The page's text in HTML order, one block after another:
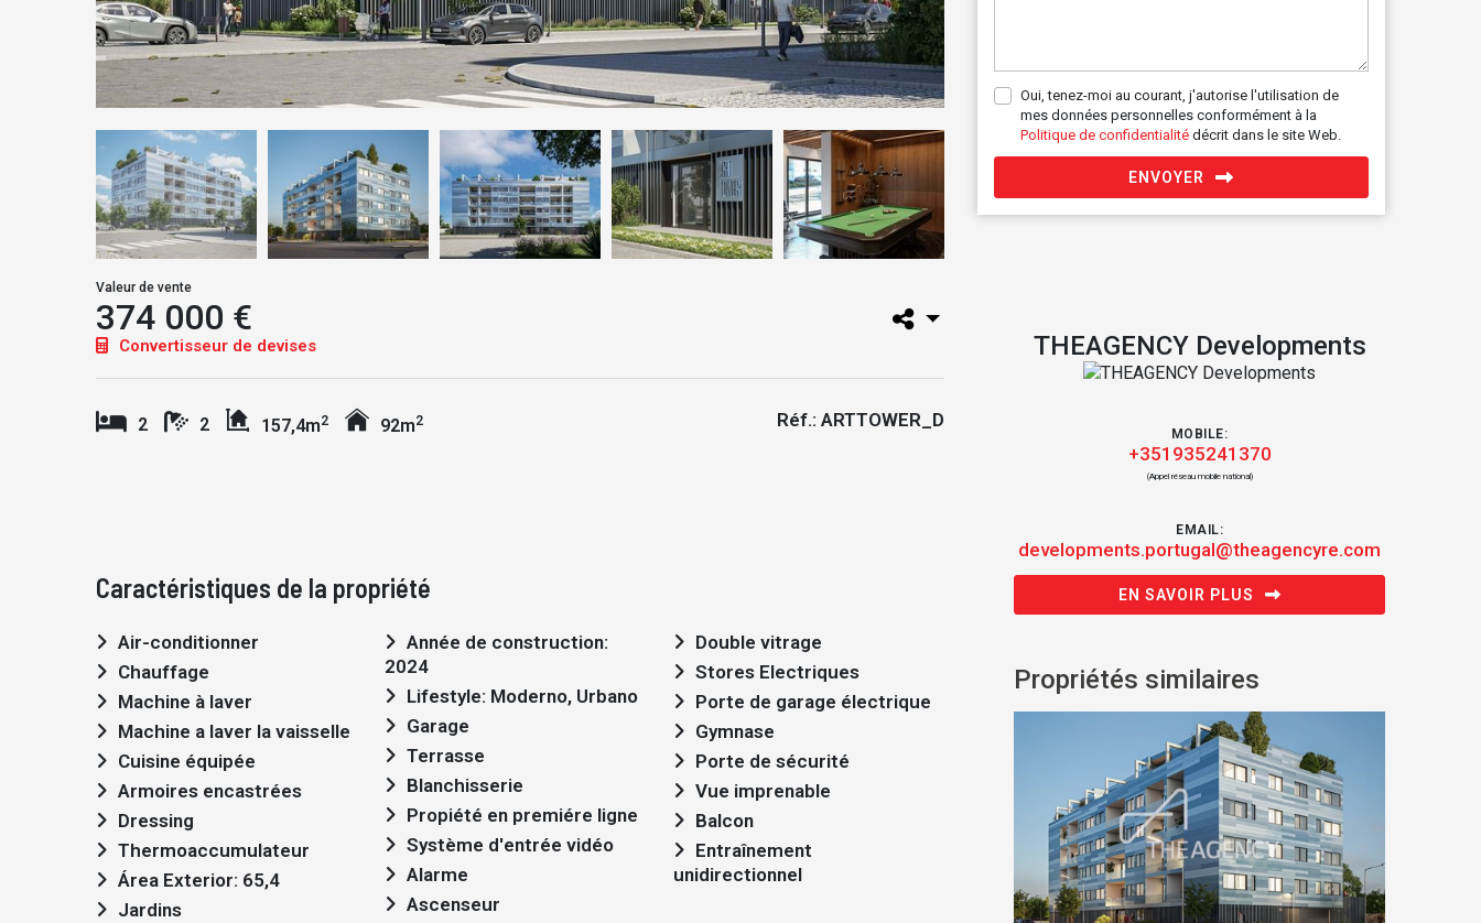
Valeur de vente
374 000 €
Convertisseur de devises
2 2 157,4m2 92m2 Réf.: ARTTOWER_D
Caractéristiques de la propriété
Air-conditionner
Chauffage
Machine à laver
Machine a laver la vaisselle
Cuisine équipée
Armoires encastrées
Dressing
Thermoaccumulateur
Área Exterior: 65,4
Jardins
2024
Lifestyle: Moderno, Urbano
Garage
Terrasse
Blanchisserie
Propiété en premiére ligne
Système d'entrée vidéo
Alarme
Ascenseur
Double vitrage
Stores Electriques
Porte de garage électrique
Gymnase
Porte de sécurité
Vue imprenable
Balcon
unidirectionnel
Oui, tenez-moi au courant, j'autorise l'utilisation de
mes données personnelles conformément à la
Politique de confidentialité décrit dans le site Web.
ENVOYER
THEAGENCY Developments
MOBILE:
+351935241370
(Appel réseau mobile national)
EMAIL:
developments.portugal@theagencyre.com
EN SAVOIR PLUS
Propriétés similaires